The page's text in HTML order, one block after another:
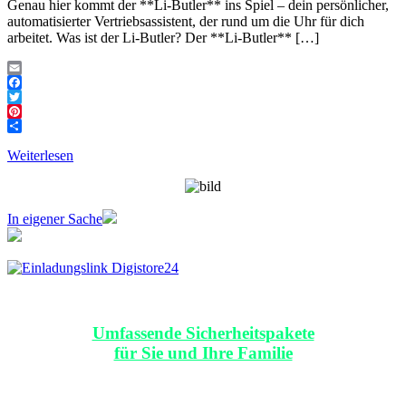
Genau hier kommt der **Li-Butler** ins Spiel – dein persönlicher,
automatisierter Vertriebsassistent, der rund um die Uhr für dich
arbeitet. Was ist der Li-Butler? Der **Li-Butler** […]
Email
Facebook
Twitter
Pinterest
Weiterlesen
In eigener Sache
Umfassende Sicherheitspakete
für Sie und Ihre Familie